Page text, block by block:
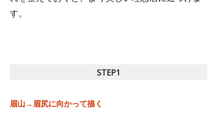
す。
STEP1
眉山→眉尻に向かって描く